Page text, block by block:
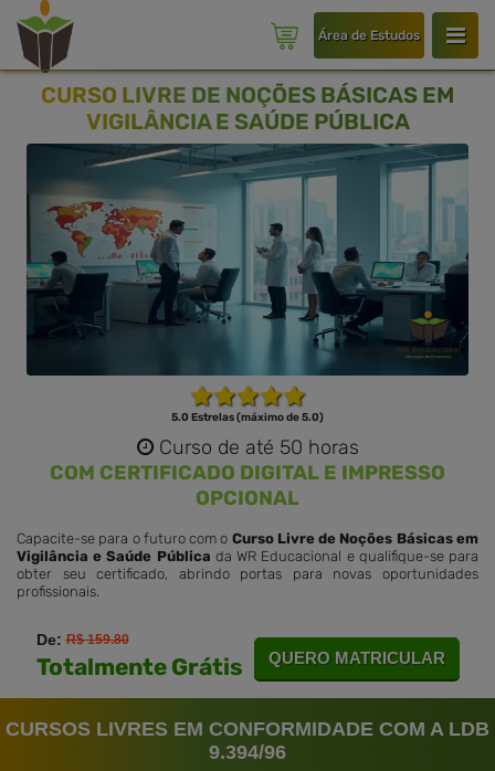
Área de Estudos
CURSO LIVRE DE NOÇÕES BÁSICAS EM
VIGILÂNCIA E SAÚDE PÚBLICA
5.0 Estrelas (máximo de 5.0)
Curso de até 50 horas
COM CERTIFICADO DIGITAL E IMPRESSO
OPCIONAL
Capacite-se para o futuro com o Curso Livre de Noções Básicas em
Vigilância e Saúde Pública da WR Educacional e qualifique-se para
obter seu certificado, abrindo portas para novas oportunidades
profissionais.
De:R$ 159.80
Totalmente Grátis QUERO MATRICULAR
CURSOS LIVRES EM CONFORMIDADE COM A LDB
9.394/96